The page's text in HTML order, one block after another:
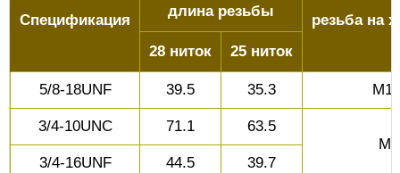
Спецификация
длина резьбы
резьба на
28 ниток
25 ниток
5/8-18UNF 39.5 35.3
3/4-10UNC 71.1
63.5
3/4-16UNF
44.5 39.7